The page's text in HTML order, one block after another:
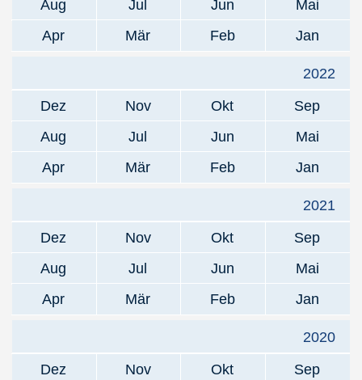
Aug Jul Jun
Mai
Apr
Mär Feb Jan
2022
Dez
Nov Okt
Sep
Aug
Jul Jun
Mai
Apr
Mär Feb Jan
2021
Dez
Nov Okt
Sep
Aug
Jul Jun
Mai
Apr
Mär Feb Jan
2020
Dez
Nov Okt
Sep